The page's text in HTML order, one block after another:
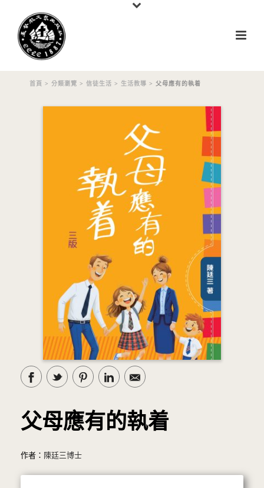
首頁 > 分類瀏覽 > 信徒生活 > 生活教導 > 父母應有的執着
父母應有的執着
作者： 陳廷三博士